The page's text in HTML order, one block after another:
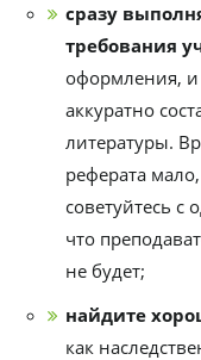
сразу
требования
оформления, и
аккуратно
литературы.
реферата
советуйтесь с
что
не будет;
найдите
как